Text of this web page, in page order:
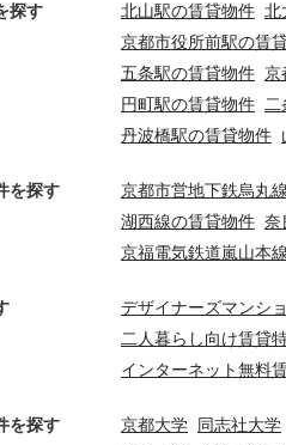
探す 北山駅の賃貸物件 北
京都市役所前駅の賃
五条駅の賃貸物件 京
円町駅の賃貸物件
丹波橋駅の賃貸物件
を探す
京都市営地下鉄烏丸
湖西線の賃貸物件 奈
京福電気鉄道嵐山本
デザイナーズマンシ
二人暮らし向け賃貸
インターネット無料
を探す 京都大学 同志社大学